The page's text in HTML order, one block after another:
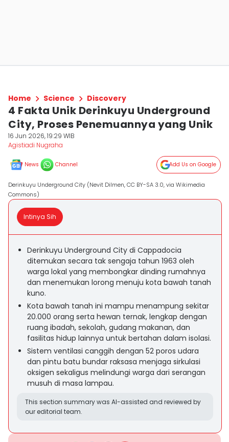
Home Science Discovery
4 Fakta Unik Derinkuyu Underground
City, Proses Penemuannya yang Unik
16 Jun 2026, 19:29 WIB
Agistiadi Nugraha
News Channel Add Us on Google
Derinkuyu Underground City (Nevit Dilmen, CC BY-SA 3.0, via Wikimedia
Commons)
Intinya Sih
Derinkuyu Underground City di Cappadocia
ditemukan secara tak sengaja tahun 1963 oleh
warga lokal yang membongkar dinding rumahnya
dan menemukan lorong menuju kota bawah tanah
kuno.
Kota bawah tanah ini mampu menampung sekitar
20.000 orang serta hewan ternak, lengkap dengan
ruang ibadah, sekolah, gudang makanan, dan
fasilitas hidup lainnya untuk bertahan dalam isolasi.
Sistem ventilasi canggih dengan 52 poros udara
dan pintu batu bundar raksasa menjaga sirkulasi
oksigen sekaligus melindungi warga dari serangan
musuh di masa lampau.
This section summary was AI-assisted and reviewed by
our editorial team.